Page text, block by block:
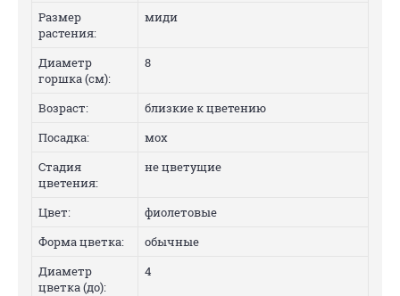
Размер
растения:
миди
Диаметр
горшка (см):
8
Возраст:
близкие к цветению
Посадка:
мох
Стадия
цветения:
не цветущие
Цвет:
фиолетовые
Форма цветка:
обычные
Диаметр
цветка (до):
4